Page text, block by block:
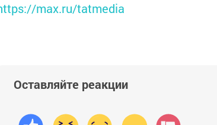
max.ru/tatmedia
Оставляйте реакции